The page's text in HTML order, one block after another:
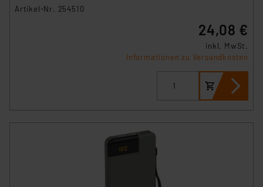
Artikel-Nr. 254510
24,08 €
inkl. MwSt.
Informationen zu Versandkosten